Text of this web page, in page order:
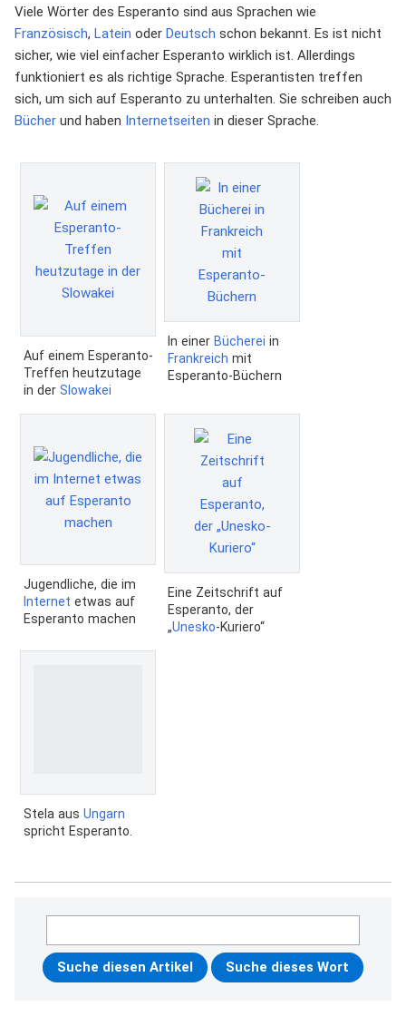
Viele Wörter des Esperanto sind aus Sprachen wie
Französisch, Latein oder Deutsch schon bekannt. Es ist nicht
sicher, wie viel einfacher Esperanto wirklich ist. Allerdings
funktioniert es als richtige Sprache. Esperantisten treffen
sich, um sich auf Esperanto zu unterhalten. Sie schreiben auch
Bücher und haben Internetseiten in dieser Sprache.
Auf einem Esperanto-
Treffen heutzutage
in der Slowakei
In einer Bücherei in
Frankreich mit
Esperanto-Büchern
Jugendliche, die im
Internet etwas auf
Esperanto machen
Eine Zeitschrift auf
Esperanto, der
„Unesko-Kuriero“
Stela aus Ungarn
spricht Esperanto.